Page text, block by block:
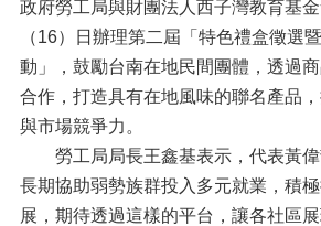
政府勞工局與財團法人西子灣教育基
（16）日辦理第二屆「特色禮盒徵選
動」，鼓勵台南在地民間團體，透過
合作，打造具有在地風味的聯名產品
與市場競爭力。
勞工局局長王鑫基表示，代表黃偉
長期協助弱勢族群投入多元就業，積
展，期待透過這樣的平台，讓各社區